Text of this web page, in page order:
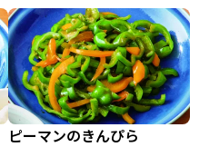
ピーマンのきんぴら